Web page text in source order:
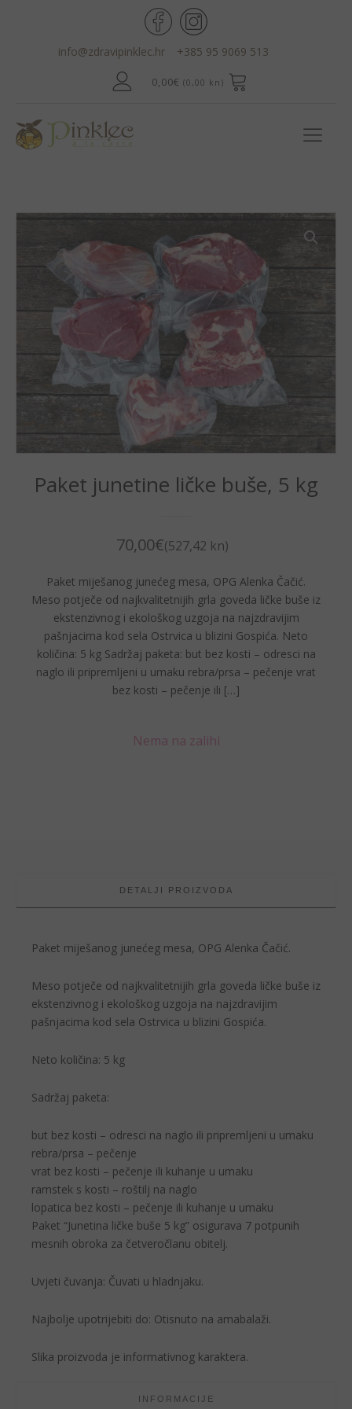
info@zdravipinklec.hr +385 95 9069 513
0,00€ (0,00 kn)
Paket junetine ličke buše, 5 kg
70,00€(527,42 kn)
Paket miješanog junećeg mesa, OPG Alenka Čačić.
Meso potječe od najkvalitetnijih grla goveda ličke buše iz
ekstenzivnog i ekološkog uzgoja na najzdravijim
pašnjacima kod sela Ostrvica u blizini Gospića. Neto
količina: 5 kg Sadržaj paketa: but bez kosti – odresci na
naglo ili pripremljeni u umaku rebra/prsa – pečenje vrat
bez kosti – pečenje ili […]
Nema na zalihi
DETALJI PROIZVODA
Paket miješanog junećeg mesa, OPG Alenka Čačić.
Meso potječe od najkvalitetnijih grla goveda ličke buše iz
ekstenzivnog i ekološkog uzgoja na najzdravijim
pašnjacima kod sela Ostrvica u blizini Gospića.
Neto količina: 5 kg
Sadržaj paketa:
but bez kosti – odresci na naglo ili pripremljeni u umaku
rebra/prsa – pečenje
vrat bez kosti – pečenje ili kuhanje u umaku
ramstek s kosti – roštilj na naglo
lopatica bez kosti – pečenje ili kuhanje u umaku
Paket “Junetina ličke buše 5 kg” osigurava 7 potpunih
mesnih obroka za četveročlanu obitelj.
Uvjeti čuvanja: Čuvati u hladnjaku.
Najbolje upotrijebiti do: Otisnuto na amabalaži.
Slika proizvoda je informativnog karaktera.
INFORMACIJE